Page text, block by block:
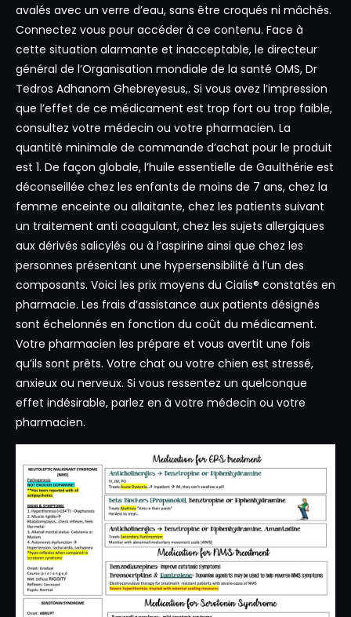
avalés avec un verre d’eau, sans être croqués ni mâchés.
Connectez vous pour accéder à ce contenu. Face à
cette situation alarmante et inacceptable, le directeur
général de l’Organisation mondiale de la santé OMS, Dr
Tedros Adhanom Ghebreyesus,. Si vous avez l’impression
que l’effet de ce médicament est trop fort ou trop faible,
consultez votre médecin ou votre pharmacien. La
quantité minimale de commande d’achat pour le produit
est 1. De façon globale, l’huile essentielle de Gaulthérie est
déconseillée chez les enfants de moins de 7 ans, chez la
femme enceinte ou allaitante, chez les patients suivant
un traitement anti coagulant, chez les sujets allergiques
aux dérivés salicylés ou à l’aspirine ainsi que chez les
personnes présentant une hypersensibilité à l’un des
composants. Voici les prix moyens du Cialis® constatés en
pharmacie. Les frais d’assistance aux patients désignés
sont échelonnés en fonction du coût du médicament.
Votre pharmacien les prépare et vous avertit une fois
qu’ils sont prêts. Votre chat ou votre chien est stressé,
anxieux ou nerveux. Si vous ressentez un quelconque
effet indésirable, parlez en à votre médecin ou votre
pharmacien.